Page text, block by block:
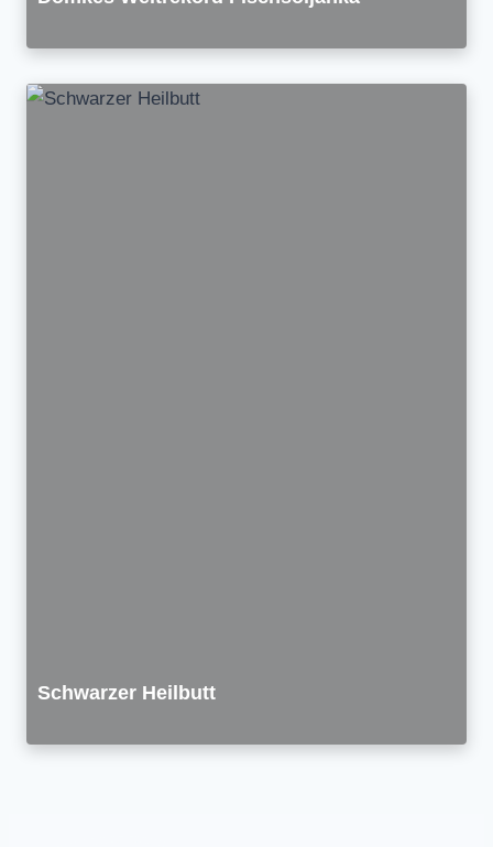
Schwarzer Heilbutt